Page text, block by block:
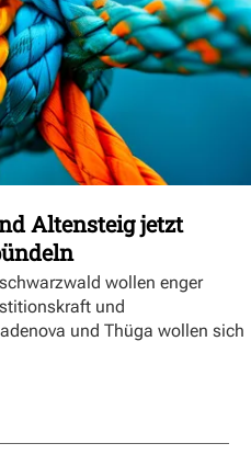
Altensteig jetzt
wollen enger
und
und Thüga wollen sich